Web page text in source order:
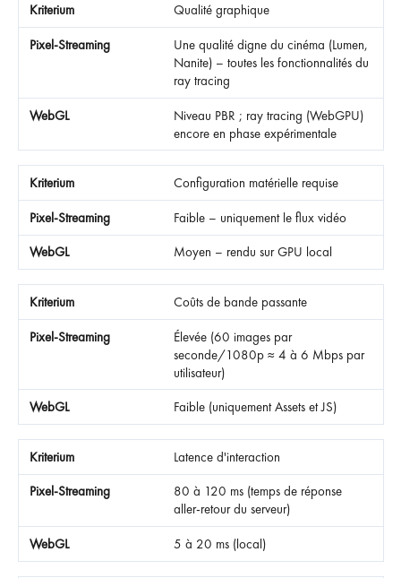
Qualité graphique
Une qualité digne du cinéma (Lumen,
Nanite) – toutes les fonctionnalités du
ray tracing
Niveau PBR ; ray tracing (WebGPU)
encore en phase expérimentale
Configuration matérielle requise
Faible – uniquement le flux vidéo
Moyen – rendu sur GPU local
Coûts de bande passante
Élevée (60 images par
seconde/1080p ≈ 4 à 6 Mbps par
utilisateur)
Faible (uniquement Assets et JS)
Latence d'interaction
80 à 120 ms (temps de réponse
aller-retour du serveur)
5 à 20 ms (local)